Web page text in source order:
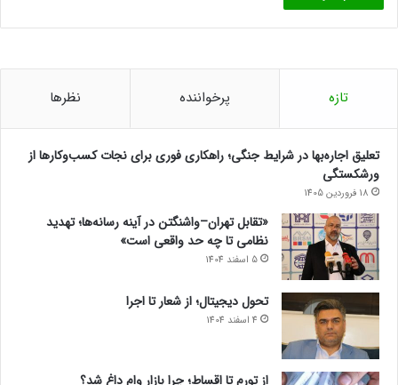
تازه پرخواننده نظرها
تعلیق اجاره‌بها در شرایط جنگی؛ راهکاری فوری برای نجات کسب‌وکارها از
ورشکستگی
18 فروردین 1405
«تقابل تهران–واشنگتن در آینه رسانه‌ها؛ تهدید
نظامی تا چه حد واقعی است»
5 اسفند 1404
تحول دیجیتال؛ از شعار تا اجرا
4 اسفند 1404
از تورم تا اقساط؛ چرا بازار وام داغ شد؟